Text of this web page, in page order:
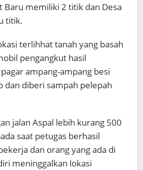
Baru memiliki 2 titik dan Desa
titik.
terlihhat tanah yang basah
pengangkut hasil
ampang-ampang besi
dan diberi sampah pelepah
jalan Aspal lebih kurang 500
saat petugas berhasil
dan orang yang ada di
meninggalkan lokasi